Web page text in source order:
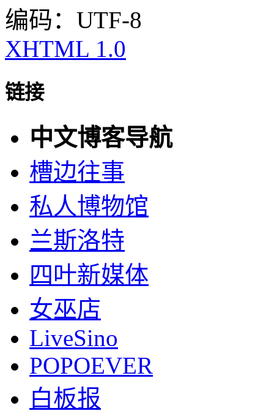
编码：UTF-8
XHTML 1.0
链接
中文博客导航
槽边往事
私人博物馆
兰斯洛特
四叶新媒体
女巫店
LiveSino
POPOEVER
白板报